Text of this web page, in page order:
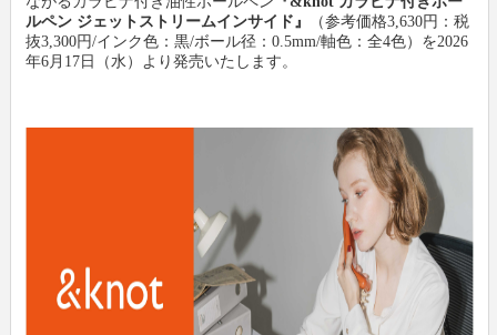
新製品情報
卸
会社概要
プライバシーポリシー
ルペン ジェットストリームインサイド』
（参考価格3,630円：税
抜3,300円/インク色：黒/ボール径：0.5mm/軸色：全4色）を2026
年6月17日（水）より発売いたします。